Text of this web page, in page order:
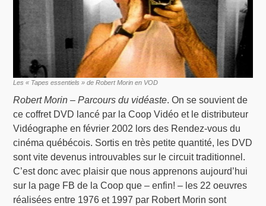
Les « Tapes essentiels » de Robert Morin en VOD
Robert Morin – Parcours du vidéaste. On se souvient de
ce coffret DVD lancé par la Coop Vidéo et le distributeur
Vidéographe en février 2002 lors des Rendez-vous du
cinéma québécois. Sortis en très petite quantité, les DVD
sont vite devenus introuvables sur le circuit traditionnel.
C’est donc avec plaisir que nous apprenons aujourd’hui
sur la page FB de la Coop que – enfin! – les 22 oeuvres
réalisées entre 1976 et 1997 par Robert Morin sont